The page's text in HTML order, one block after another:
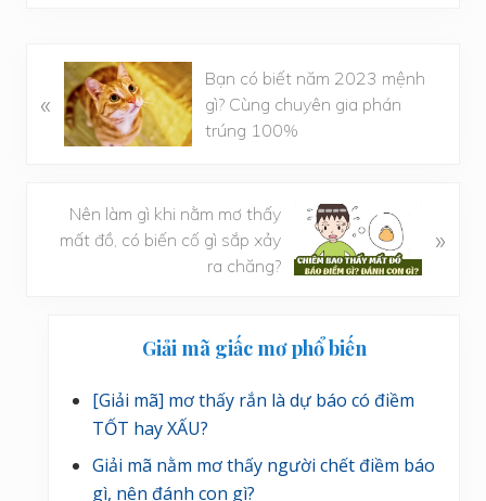
à
«
Bạn có biết năm 2023 mệnh
gì? Cùng chuyên gia phán
trúng 100%
Nên làm gì khi nằm mơ thấy
mất đồ, có biến cố gì sắp xảy
ra chăng?
»
SidebarGiải mã giấc mơ phổ biến
[Giải mã] mơ thấy rắn là dự báo có điềm
TỐT hay XẤU?
Giải mã nằm mơ thấy người chết điềm báo
gì, nên đánh con gì?